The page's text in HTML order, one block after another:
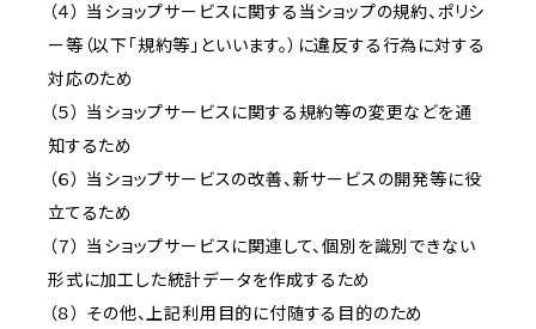
（４） 当ショップサービスに関する当ショップの規約、ポリシ
ー等（以下「規約等」といいます。）に違反する行為に対する
対応のため
（５） 当ショップサービスに関する規約等の変更などを通
知するため
（６） 当ショップサービスの改善、新サービスの開発等に役
立てるため
（７） 当ショップサービスに関連して、個別を識別できない
形式に加工した統計データを作成するため
（８） その他、上記利用目的に付随する目的のため